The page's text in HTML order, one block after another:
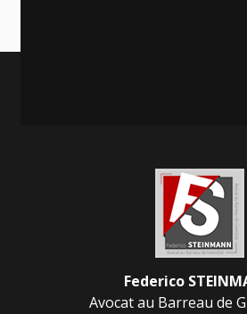
Federico
Avocat au Barreau de